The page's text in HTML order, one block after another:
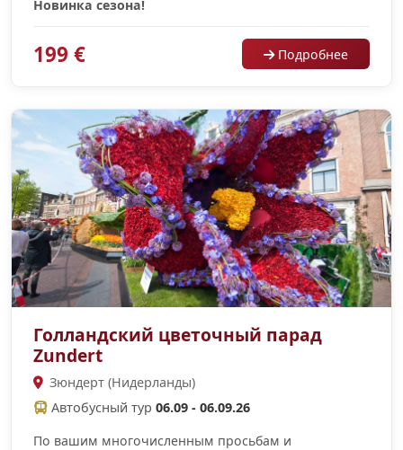
Новинка сезона!
199 € Подробнее
Голландский цветочный парад
Zundert
Зюндерт (Нидерланды)
Автобусный тур 06.09 - 06.09.26
По вашим многочисленным просьбам и